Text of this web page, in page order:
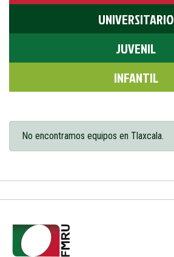
UNIVERSITARIO
JUVENIL
INFANTIL
No encontramos equipos en Tlaxcala.